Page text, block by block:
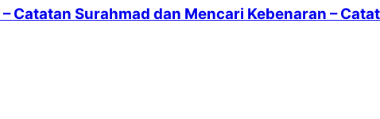
Catatan Surahmad dan Mencari Kebenaran –